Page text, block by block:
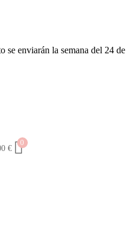
se enviarán la semana del 24 de
€
0